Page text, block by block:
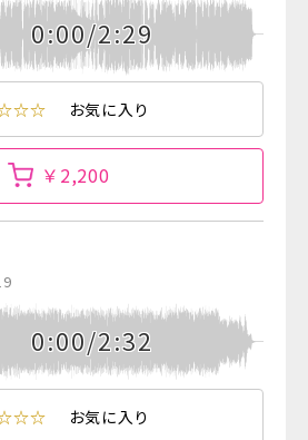
0:00/2:29
お気に入り
￥2,200
0:00/2:32
お気に入り